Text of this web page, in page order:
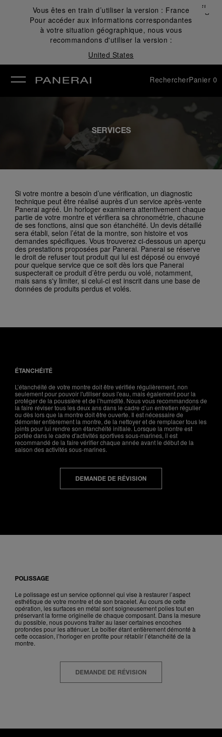
Vous êtes en train d’utiliser la version : France
Pour accéder aux informations correspondantes
à votre situation géographique, nous vous
recommandons d'utiliser la version :
United States
Fermer
✕
RechercherPanier 0
SERVICES
Si votre montre a besoin d’une vérification, un diagnostic
technique peut être réalisé auprès d’un service après-vente
Panerai agréé. Un horloger examinera attentivement chaque
partie de votre montre et vérifiera sa chronométrie, chacune
de ses fonctions, ainsi que son étanchéité. Un devis détaillé
sera établi, selon l’état de la montre, son histoire et vos
demandes spécifiques. Vous trouverez ci-dessous un aperçu
des prestations proposées par Panerai. Panerai se réserve
le droit de refuser tout produit qui lui est déposé ou envoyé
pour quelque service que ce soit dès lors que Panerai
suspecterait ce produit d’être perdu ou volé, notamment,
mais sans s'y limiter, si celui-ci est inscrit dans une base de
données de produits perdus et volés.
ÉTANCHÉITÉ
L’étanchéité de votre montre doit être vérifiée régulièrement, non
seulement pour pouvoir l'utiliser sous l'eau, mais également pour la
protéger de la poussière et de l’humidité. Nous vous recommandons de
la faire réviser tous les deux ans dans le cadre d’un entretien régulier
ou dès lors que la montre doit être ouverte. Il est nécessaire de
démonter entièrement la montre, de la nettoyer et de remplacer tous les
joints pour lui rendre son étanchéité initiale. Lorsque la montre est
portée dans le cadre d'activités sportives sous-marines, il est
recommandé de la faire vérifier chaque année avant le début de la
saison des activités sous-marines.
DEMANDE DE RÉVISION
POLISSAGE
Le polissage est un service optionnel qui vise à restaurer l’aspect
esthétique de votre montre et de son bracelet. Au cours de cette
opération, les surfaces en métal sont soigneusement polies tout en
préservant la forme originelle de chaque composant. Dans la mesure
du possible, nous pouvons traiter au laser certaines encoches
profondes pour les atténuer. Le boîtier étant entièrement démonté à
cette occasion, l’horloger en profite pour rétablir l’étanchéité de la
montre.
DEMANDE DE RÉVISION